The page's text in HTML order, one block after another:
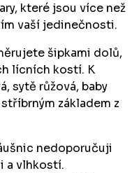
které jsou více než
vaší jedinečnosti.
šipkami dolů,
lícních kostí. K
sytě růžová, baby
základem z
nedoporučuji
a vlhkostí.